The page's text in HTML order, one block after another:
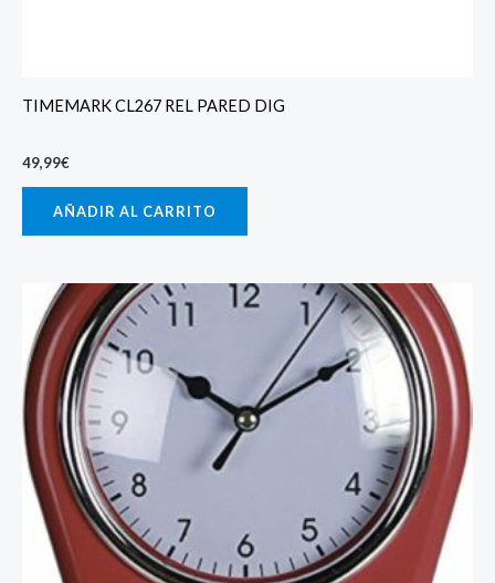
TIMEMARK CL267 REL PARED DIG
49,99€
AÑADIR AL CARRITO